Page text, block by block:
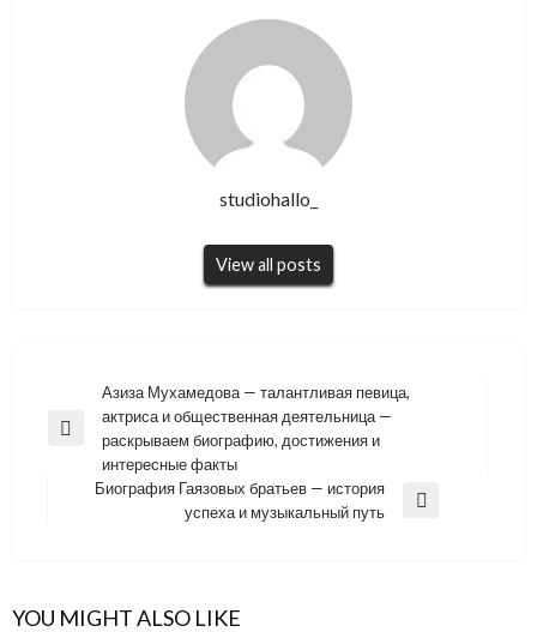
studiohallo_
View all posts
Навигация
по
записям
Previous
Азиза Мухамедова — талантливая певица,
актриса и общественная деятельница —
раскрываем биографию, достижения и
интересные факты
Биография Гаязовых братьев — история
успеха и музыкальный путь
YOU MIGHT ALSO LIKE